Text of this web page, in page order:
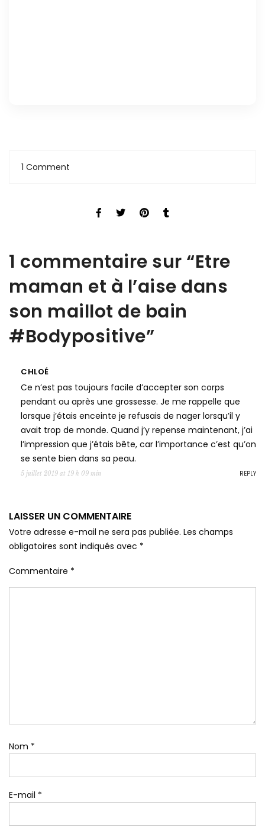
1 Comment
1 commentaire sur “Etre
maman et à l’aise dans
son maillot de bain
#Bodypositive”
CHLOÉ
Ce n’est pas toujours facile d’accepter son corps
pendant ou après une grossesse. Je me rappelle que
lorsque j’étais enceinte je refusais de nager lorsqu’il y
avait trop de monde. Quand j’y repense maintenant, j’ai
l’impression que j’étais bête, car l’importance c’est qu’on
se sente bien dans sa peau.
5 juillet 2019 at 19 h 09 min REPLY
LAISSER UN COMMENTAIRE
Votre adresse e-mail ne sera pas publiée. Les champs
obligatoires sont indiqués avec *
Commentaire *
Nom *
E-mail *